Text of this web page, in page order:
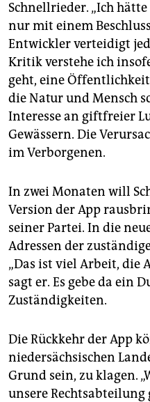
Schnellrieder. „Ich
nur mit einem
Entwickler verteidigt
Kritik verstehe ich
geht, eine
die Natur und Mensch
Interesse an giftfreier
Gewässern. Die
im Verborgenen.
In zwei Monaten will
Version der App
seiner Partei. In die
Adressen der
„Das ist viel Arbeit, die
sagt er. Es gebe da ein
Zuständigkeiten.
Die Rückkehr der App
niedersächsischen
Grund sein, zu klagen.
unsere Rechtsabteilung